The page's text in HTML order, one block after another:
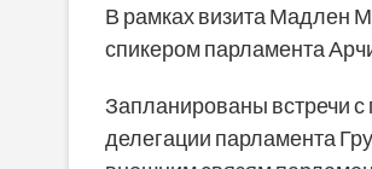
В рамках визита Мадлен
спикером парламента
Запланированы встречи с
делегации парламента